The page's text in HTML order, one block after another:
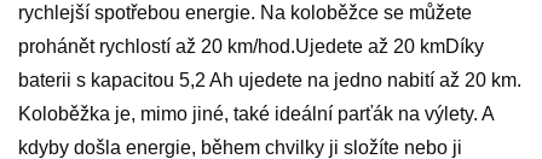
rychlejší spotřebou energie. Na koloběžce se můžete
prohánět rychlostí až 20 km/hod.Ujedete až 20 kmDíky
baterii s kapacitou 5,2 Ah ujedete na jedno nabití až 20 km.
Koloběžka je, mimo jiné, také ideální parťák na výlety. A
kdyby došla energie, během chvilky ji složíte nebo ji